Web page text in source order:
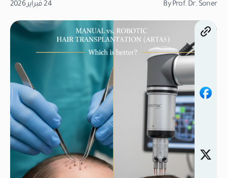
By Prof. Dr. Soner 24 فبراير 2026